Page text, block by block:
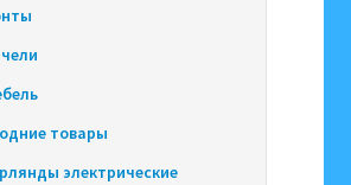
товары
электрические